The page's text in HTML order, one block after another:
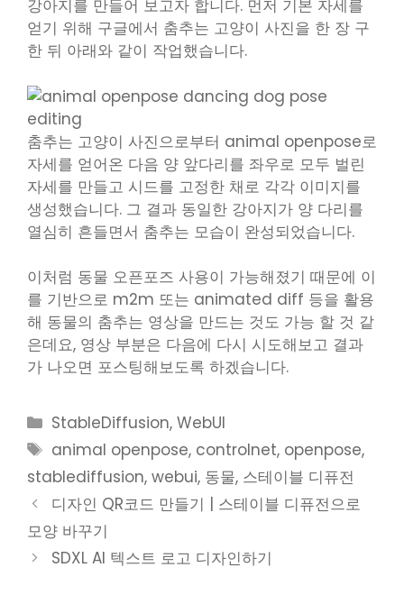
강아지를 만들어 보고자 합니다. 먼저 기본 자세를
얻기 위해 구글에서 춤추는 고양이 사진을 한 장 구
한 뒤 아래와 같이 작업했습니다.
춤추는 고양이 사진으로부터 animal openpose로
자세를 얻어온 다음 양 앞다리를 좌우로 모두 벌린
자세를 만들고 시드를 고정한 채로 각각 이미지를
생성했습니다. 그 결과 동일한 강아지가 양 다리를
열심히 흔들면서 춤추는 모습이 완성되었습니다.
이처럼 동물 오픈포즈 사용이 가능해졌기 때문에 이
를 기반으로 m2m 또는 animated diff 등을 활용
해 동물의 춤추는 영상을 만드는 것도 가능 할 것 같
은데요, 영상 부분은 다음에 다시 시도해보고 결과
가 나오면 포스팅해보도록 하겠습니다.
Categories
StableDiffusion,WebUI
Tags
animal openpose, controlnet, openpose,
stablediffusion, webui, 동물, 스테이블 디퓨전
디자인 QR코드 만들기 | 스테이블 디퓨전으로
모양 바꾸기
SDXL AI 텍스트 로고 디자인하기